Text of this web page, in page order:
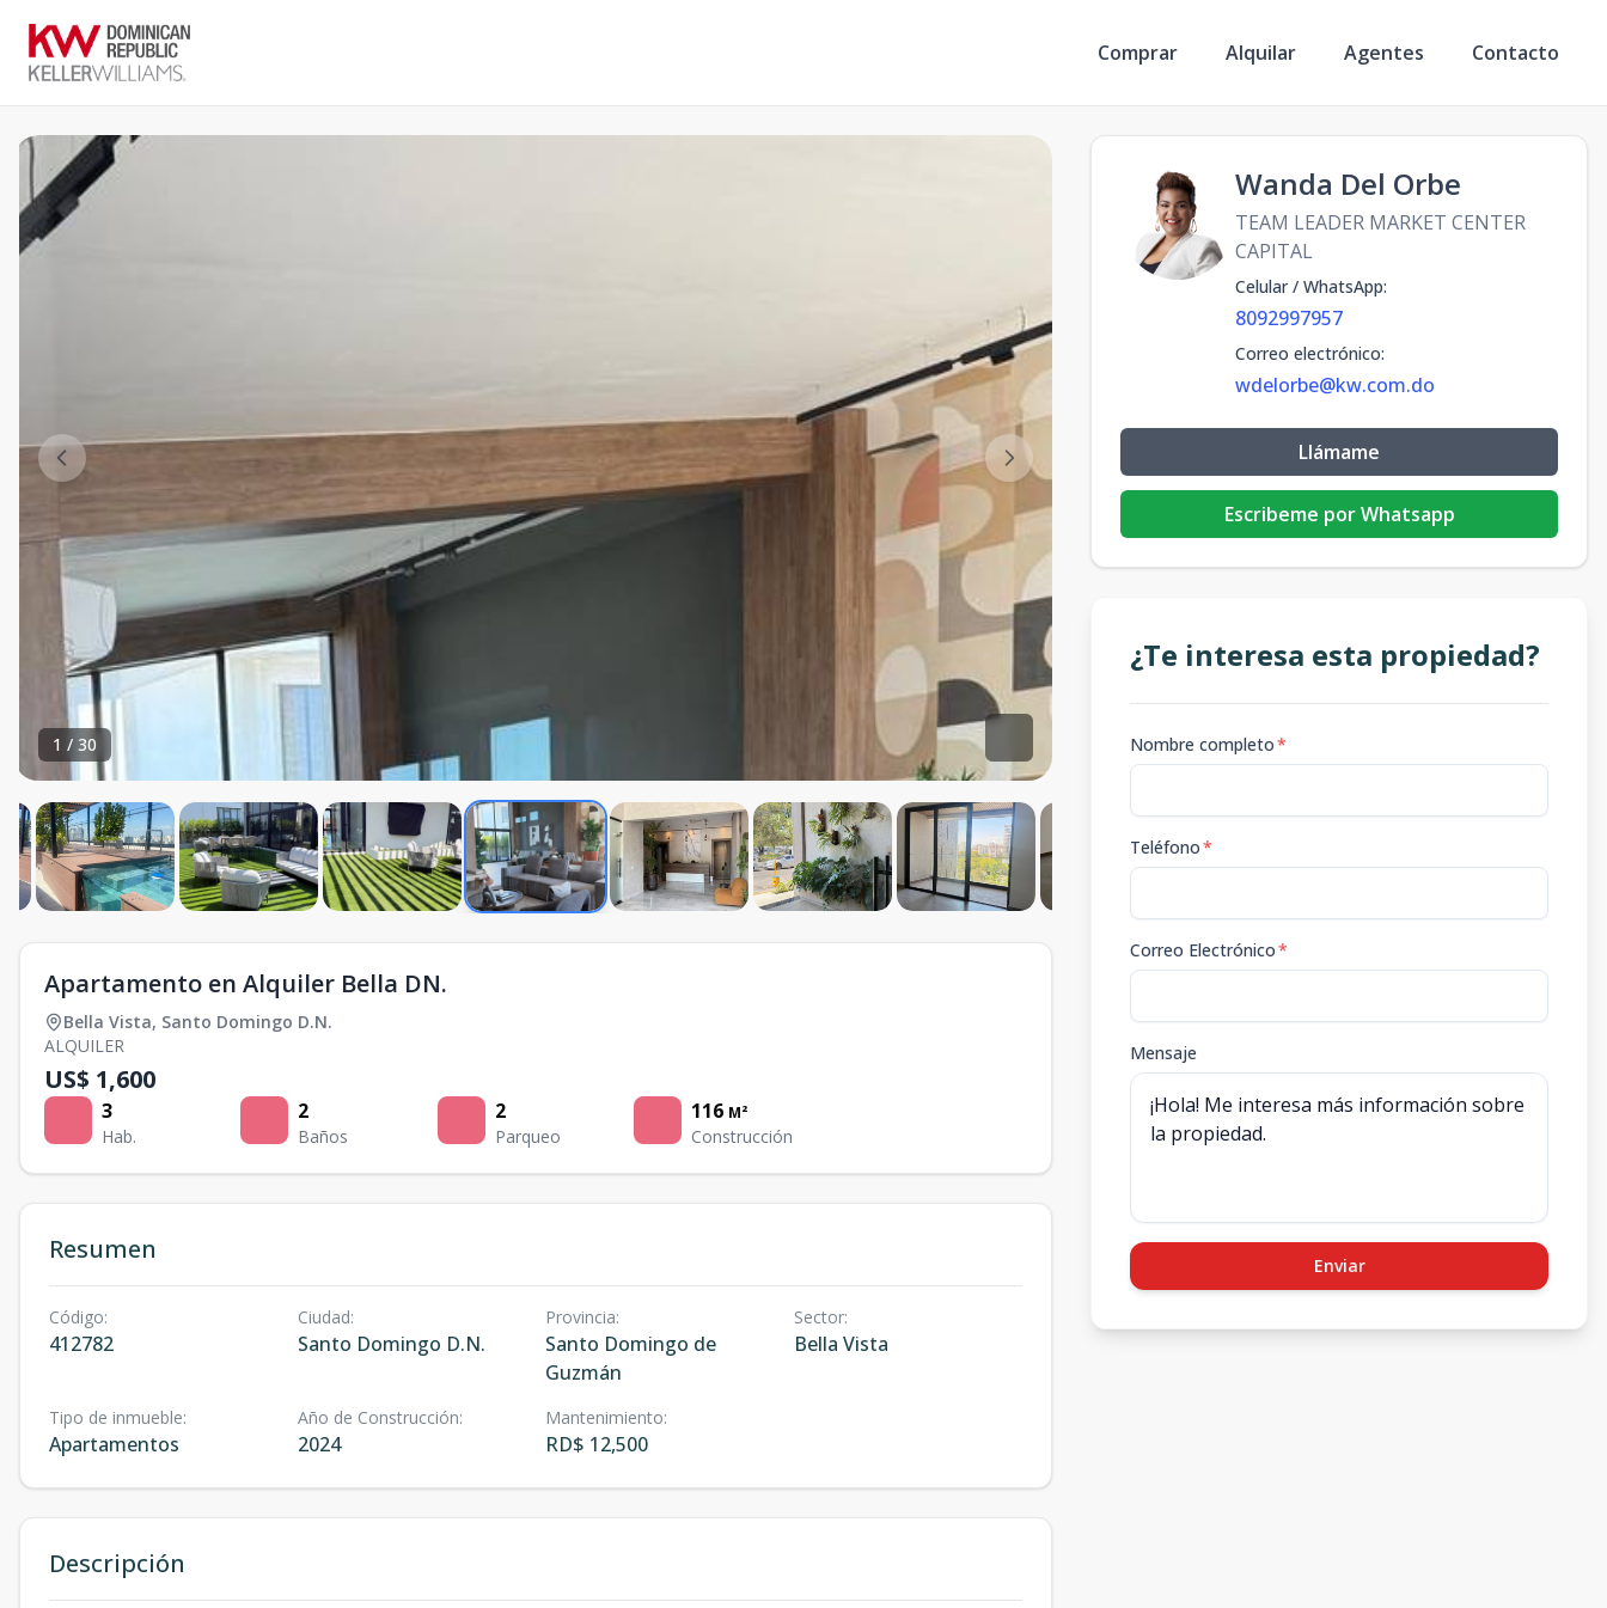
Comprar Alquilar Agentes Contacto
1 / 30
Apartamento en Alquiler Bella DN.
Bella Vista, Santo Domingo D.N.
ALQUILER
US$ 1,600
3
Hab.
2
Baños
2
Parqueo
116 M²
Construcción
Resumen
Código:
412782
Ciudad:
Santo Domingo D.N.
Provincia:
Santo Domingo de
Guzmán
Sector:
Bella Vista
Tipo de inmueble:
Apartamentos
Año de Construcción:
2024
Mantenimiento:
RD$ 12,500
Descripción
Wanda Del Orbe
TEAM LEADER MARKET CENTER
CAPITAL
Celular / WhatsApp:
8092997957
Correo electrónico:
wdelorbe@kw.com.do
Llámame
Escribeme por Whatsapp
¿Te interesa esta propiedad?
Nombre completo*
Teléfono*
Correo Electrónico*
Mensaje
Enviar